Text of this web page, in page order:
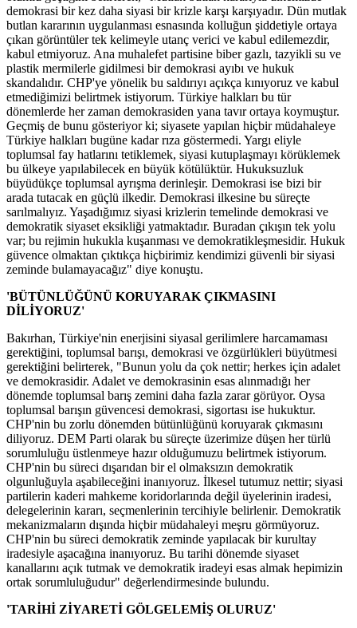
demokrasi bir kez daha siyasi bir krizle karşı karşıyadır. Dün mutlak
butlan kararının uygulanması esnasında kolluğun şiddetiyle ortaya
çıkan görüntüler tek kelimeyle utanç verici ve kabul edilemezdir,
kabul etmiyoruz. Ana muhalefet partisine biber gazlı, tazyikli su ve
plastik mermilerle gidilmesi bir demokrasi ayıbı ve hukuk
skandalıdır. CHP'ye yönelik bu saldırıyı açıkça kınıyoruz ve kabul
etmediğimizi belirtmek istiyorum. Türkiye halkları bu tür
dönemlerde her zaman demokrasiden yana tavır ortaya koymuştur.
Geçmiş de bunu gösteriyor ki; siyasete yapılan hiçbir müdahaleye
Türkiye halkları bugüne kadar rıza göstermedi. Yargı eliyle
toplumsal fay hatlarını tetiklemek, siyasi kutuplaşmayı körüklemek
bu ülkeye yapılabilecek en büyük kötülüktür. Hukuksuzluk
büyüdükçe toplumsal ayrışma derinleşir. Demokrasi ise bizi bir
arada tutacak en güçlü ilkedir. Demokrasi ilkesine bu süreçte
sarılmalıyız. Yaşadığımız siyasi krizlerin temelinde demokrasi ve
demokratik siyaset eksikliği yatmaktadır. Buradan çıkışın tek yolu
var; bu rejimin hukukla kuşanması ve demokratikleşmesidir. Hukuk
güvence olmaktan çıktıkça hiçbirimiz kendimizi güvenli bir siyasi
zeminde bulamayacağız" diye konuştu.
'BÜTÜNLÜĞÜNÜ KORUYARAK ÇIKMASINI
DİLİYORUZ'
Bakırhan, Türkiye'nin enerjisini siyasal gerilimlere harcamaması
gerektiğini, toplumsal barışı, demokrasi ve özgürlükleri büyütmesi
gerektiğini belirterek, "Bunun yolu da çok nettir; herkes için adalet
ve demokrasidir. Adalet ve demokrasinin esas alınmadığı her
dönemde toplumsal barış zemini daha fazla zarar görüyor. Oysa
toplumsal barışın güvencesi demokrasi, sigortası ise hukuktur.
CHP'nin bu zorlu dönemden bütünlüğünü koruyarak çıkmasını
diliyoruz. DEM Parti olarak bu süreçte üzerimize düşen her türlü
sorumluluğu üstlenmeye hazır olduğumuzu belirtmek istiyorum.
CHP'nin bu süreci dışarıdan bir el olmaksızın demokratik
olgunluğuyla aşabileceğini inanıyoruz. İlkesel tutumuz nettir; siyasi
partilerin kaderi mahkeme koridorlarında değil üyelerinin iradesi,
delegelerinin kararı, seçmenlerinin tercihiyle belirlenir. Demokratik
mekanizmaların dışında hiçbir müdahaleyi meşru görmüyoruz.
CHP'nin bu süreci demokratik zeminde yapılacak bir kurultay
iradesiyle aşacağına inanıyoruz. Bu tarihi dönemde siyaset
kanallarını açık tutmak ve demokratik iradeyi esas almak hepimizin
ortak sorumluluğudur" değerlendirmesinde bulundu.
'TARİHİ ZİYARETİ GÖLGELEMİŞ OLURUZ'